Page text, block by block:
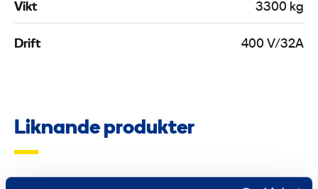
Vikt 3300 kg
Drift 400 V/32A
Liknande produkter